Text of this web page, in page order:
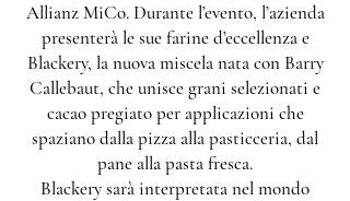
Allianz MiCo. Durante l’evento, l’azienda
presenterà le sue farine d’eccellenza e
Blackery, la nuova miscela nata con Barry
Callebaut, che unisce grani selezionati e
cacao pregiato per applicazioni che
spaziano dalla pizza alla pasticceria, dal
pane alla pasta fresca.
Blackery sarà interpretata nel mondo